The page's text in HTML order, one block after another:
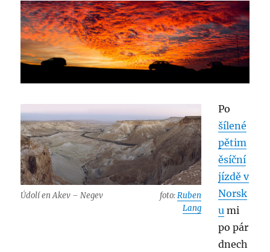
perla
digitálního
nomádství
Údolí en Akev – Negev foto:Ruben
Lang
Po
šílené
pětim
ěsíční
jízdě v
Norsk
u mi
po pár
dnech